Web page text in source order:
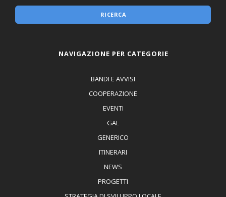
RICERCA
NAVIGAZIONE PER CATEGORIE
BANDI E AVVISI
COOPERAZIONE
EVENTI
GAL
GENERICO
ITINERARI
NEWS
PROGETTI